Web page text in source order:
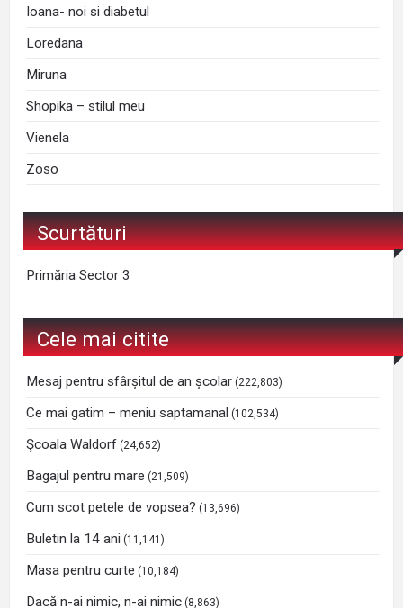
Ioana- noi si diabetul
Loredana
Miruna
Shopika – stilul meu
Vienela
Zoso
Scurtături
Primăria Sector 3
Cele mai citite
Mesaj pentru sfârșitul de an școlar (222,803)
Ce mai gatim – meniu saptamanal (102,534)
Şcoala Waldorf (24,652)
Bagajul pentru mare (21,509)
Cum scot petele de vopsea? (13,696)
Buletin la 14 ani (11,141)
Masa pentru curte (10,184)
Dacă n-ai nimic, n-ai nimic (8,863)